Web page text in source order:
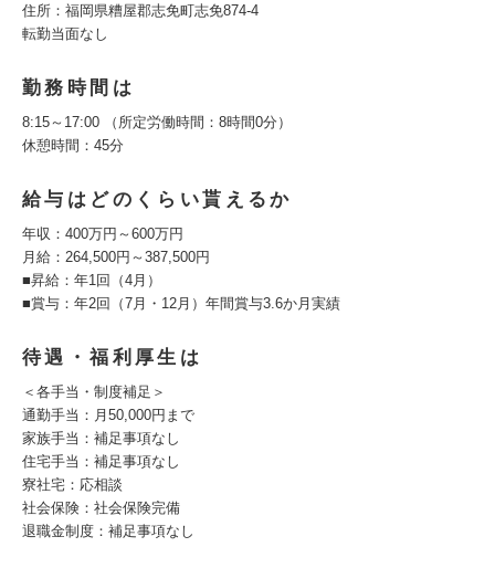
住所：福岡県糟屋郡志免町志免874-4
転勤当面なし
勤務時間は
8:15～17:00 （所定労働時間：8時間0分）
休憩時間：45分
給与はどのくらい貰えるか
年収：400万円～600万円
月給：264,500円～387,500円
■昇給：年1回（4月）
■賞与：年2回（7月・12月）年間賞与3.6か月実績
待遇・福利厚生は
＜各手当・制度補足＞
通勤手当：月50,000円まで
家族手当：補足事項なし
住宅手当：補足事項なし
寮社宅：応相談
社会保険：社会保険完備
退職金制度：補足事項なし